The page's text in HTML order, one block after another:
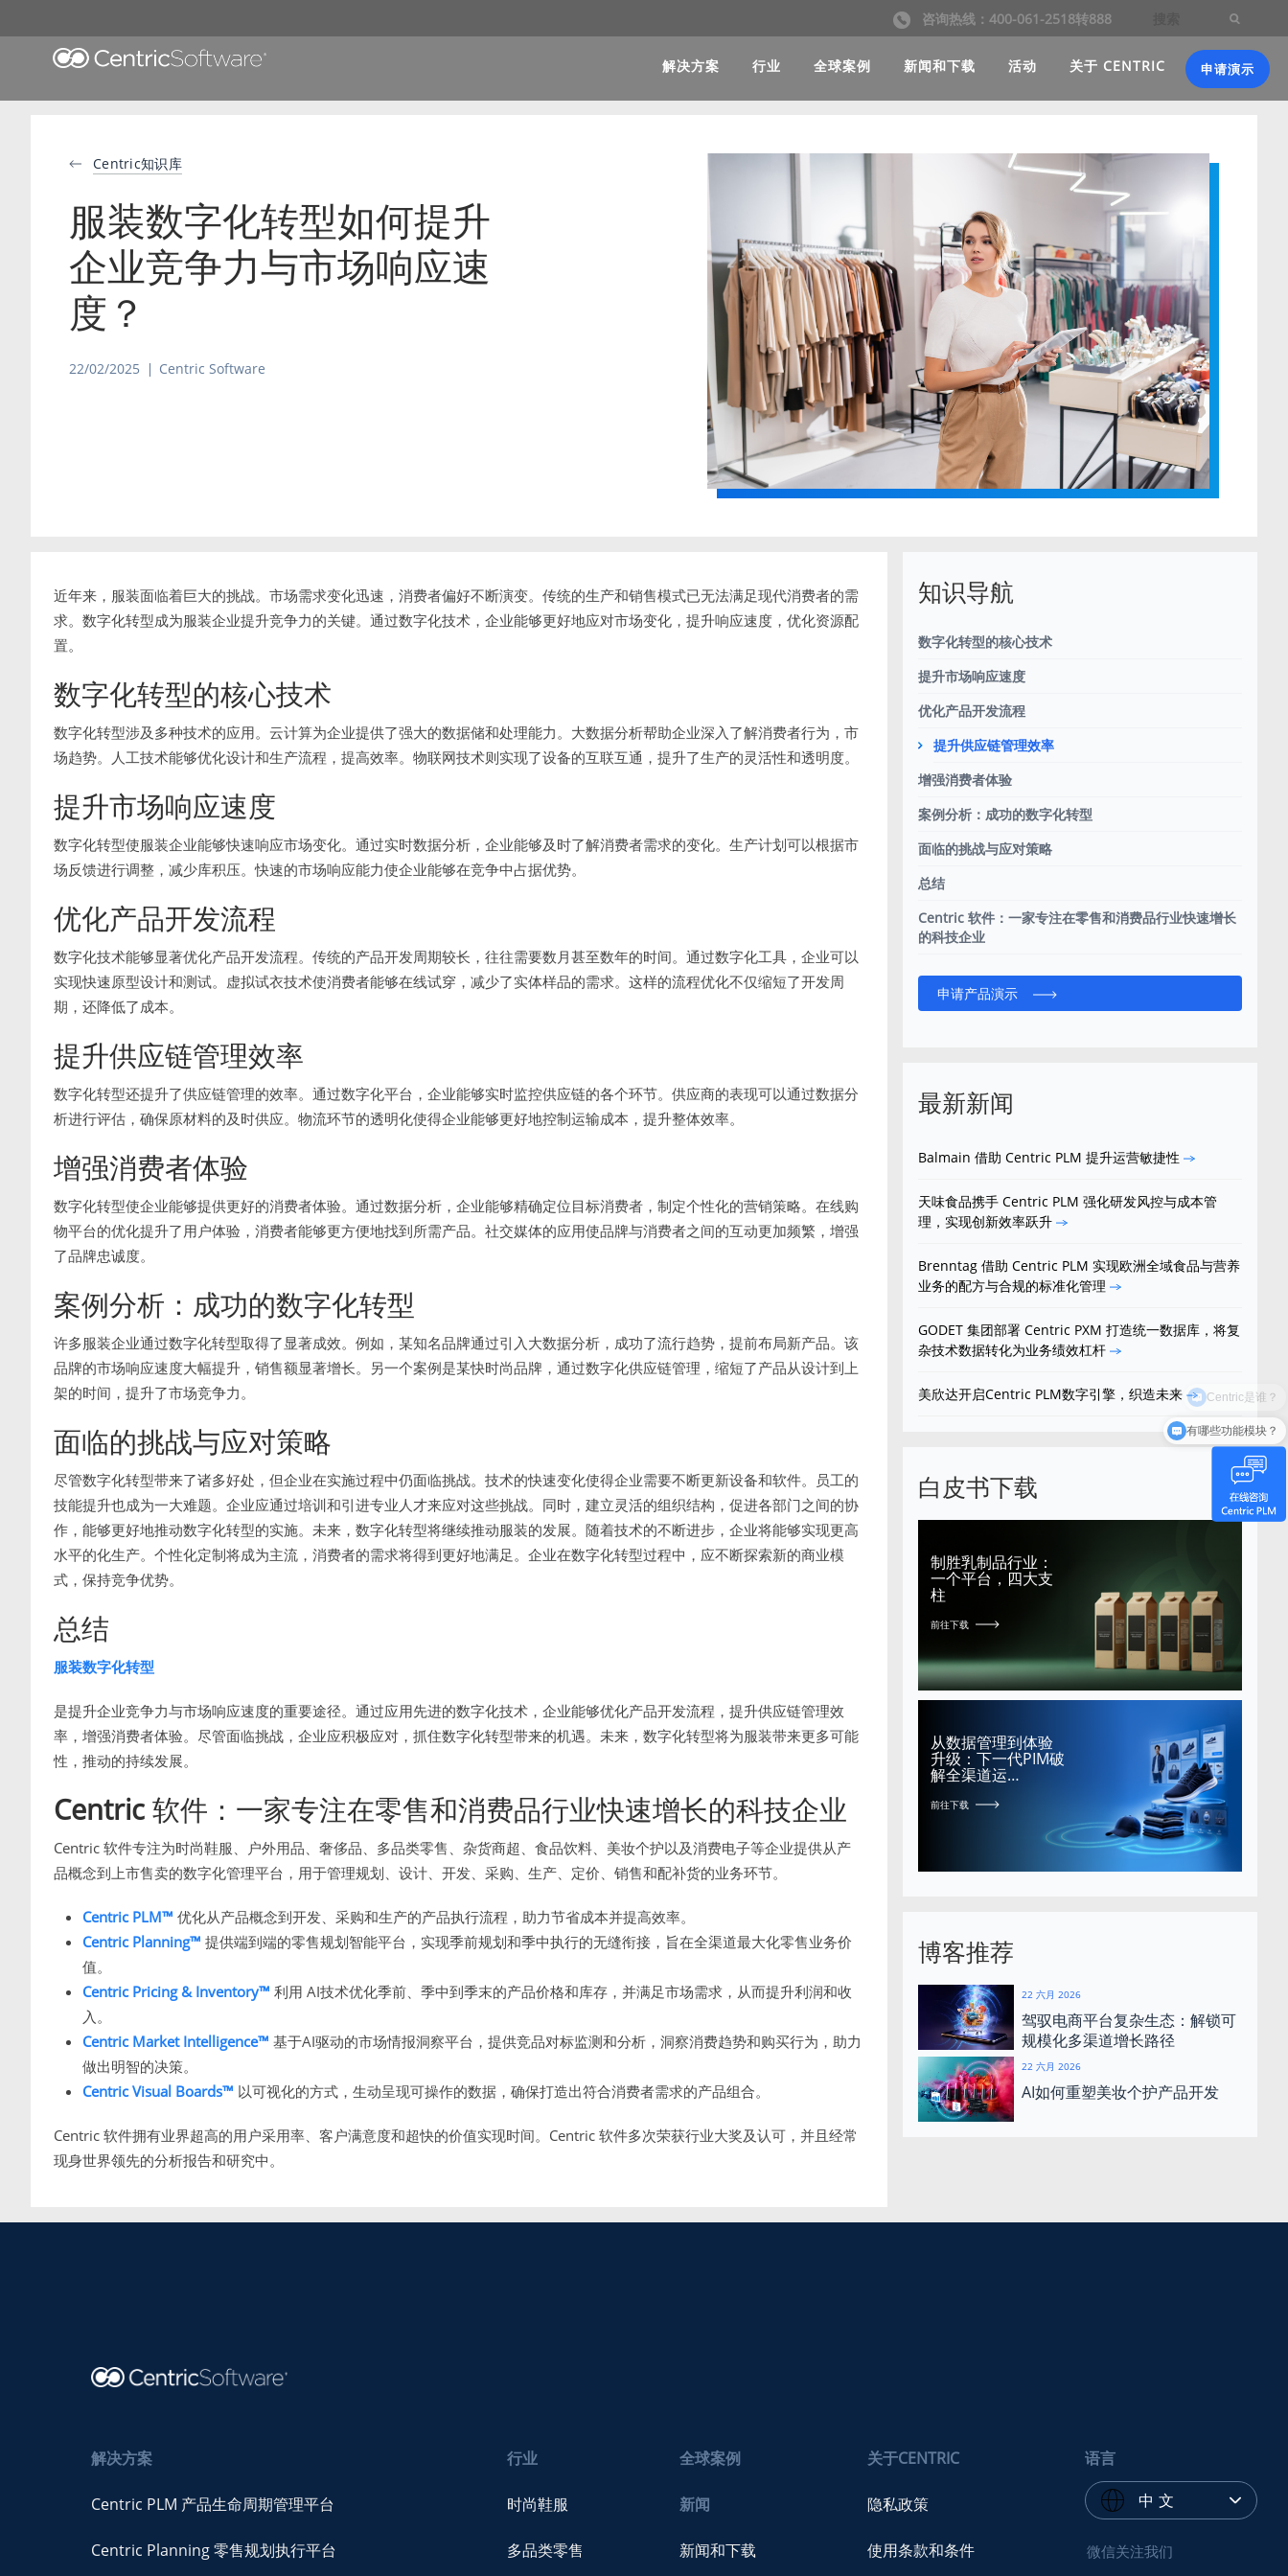
咨询热线：400-061-2518转888
解决方案 行业 全球案例 新闻和下载 活动 关于 CENTRIC 申请演示
Centric知识库
服装数字化转型如何提升
企业竞争力与市场响应速
度？
22/02/2025 Centric Software
近年来，服装面临着巨大的挑战。市场需求变化迅速，消费者偏好不断演变。传统的生产和销售模式已无法满足现代消费者的需
求。数字化转型成为服装企业提升竞争力的关键。通过数字化技术，企业能够更好地应对市场变化，提升响应速度，优化资源配
置。
数字化转型的核心技术
数字化转型涉及多种技术的应用。云计算为企业提供了强大的数据储和处理能力。大数据分析帮助企业深入了解消费者行为，市
场趋势。人工技术能够优化设计和生产流程，提高效率。物联网技术则实现了设备的互联互通，提升了生产的灵活性和透明度。
提升市场响应速度
数字化转型使服装企业能够快速响应市场变化。通过实时数据分析，企业能够及时了解消费者需求的变化。生产计划可以根据市
场反馈进行调整，减少库积压。快速的市场响应能力使企业能够在竞争中占据优势。
优化产品开发流程
数字化技术能够显著优化产品开发流程。传统的产品开发周期较长，往往需要数月甚至数年的时间。通过数字化工具，企业可以
实现快速原型设计和测试。虚拟试衣技术使消费者能够在线试穿，减少了实体样品的需求。这样的流程优化不仅缩短了开发周
期，还降低了成本。
提升供应链管理效率
数字化转型还提升了供应链管理的效率。通过数字化平台，企业能够实时监控供应链的各个环节。供应商的表现可以通过数据分
析进行评估，确保原材料的及时供应。物流环节的透明化使得企业能够更好地控制运输成本，提升整体效率。
增强消费者体验
数字化转型使企业能够提供更好的消费者体验。通过数据分析，企业能够精确定位目标消费者，制定个性化的营销策略。在线购
物平台的优化提升了用户体验，消费者能够更方便地找到所需产品。社交媒体的应用使品牌与消费者之间的互动更加频繁，增强
了品牌忠诚度。
案例分析：成功的数字化转型
许多服装企业通过数字化转型取得了显著成效。例如，某知名品牌通过引入大数据分析，成功了流行趋势，提前布局新产品。该
品牌的市场响应速度大幅提升，销售额显著增长。另一个案例是某快时尚品牌，通过数字化供应链管理，缩短了产品从设计到上
架的时间，提升了市场竞争力。
面临的挑战与应对策略
尽管数字化转型带来了诸多好处，但企业在实施过程中仍面临挑战。技术的快速变化使得企业需要不断更新设备和软件。员工的
技能提升也成为一大难题。企业应通过培训和引进专业人才来应对这些挑战。同时，建立灵活的组织结构，促进各部门之间的协
作，能够更好地推动数字化转型的实施。未来，数字化转型将继续推动服装的发展。随着技术的不断进步，企业将能够实现更高
水平的化生产。个性化定制将成为主流，消费者的需求将得到更好地满足。企业在数字化转型过程中，应不断探索新的商业模
式，保持竞争优势。
总结
服装数字化转型
是提升企业竞争力与市场响应速度的重要途径。通过应用先进的数字化技术，企业能够优化产品开发流程，提升供应链管理效
率，增强消费者体验。尽管面临挑战，企业应积极应对，抓住数字化转型带来的机遇。未来，数字化转型将为服装带来更多可能
性，推动的持续发展。
Centric 软件：一家专注在零售和消费品行业快速增长的科技企业
Centric 软件专注为时尚鞋服、户外用品、奢侈品、多品类零售、杂货商超、食品饮料、美妆个护以及消费电子等企业提供从产
品概念到上市售卖的数字化管理平台，用于管理规划、设计、开发、采购、生产、定价、销售和配补货的业务环节。
Centric PLM™ 优化从产品概念到开发、采购和生产的产品执行流程，助力节省成本并提高效率。
Centric Planning™ 提供端到端的零售规划智能平台，实现季前规划和季中执行的无缝衔接，旨在全渠道最大化零售业务价
值。
Centric Pricing & Inventory™ 利用 AI技术优化季前、季中到季末的产品价格和库存，并满足市场需求，从而提升利润和收
入。
Centric Market Intelligence™ 基于AI驱动的市场情报洞察平台，提供竞品对标监测和分析，洞察消费趋势和购买行为，助力
做出明智的决策。
Centric Visual Boards™ 以可视化的方式，生动呈现可操作的数据，确保打造出符合消费者需求的产品组合。
Centric 软件拥有业界超高的用户采用率、客户满意度和超快的价值实现时间。Centric 软件多次荣获行业大奖及认可，并且经常
现身世界领先的分析报告和研究中。
知识导航
数字化转型的核心技术
提升市场响应速度
优化产品开发流程
提升供应链管理效率
增强消费者体验
案例分析：成功的数字化转型
面临的挑战与应对策略
总结
Centric 软件：一家专注在零售和消费品行业快速增长
的科技企业
申请产品演示
最新新闻
Balmain 借助 Centric PLM 提升运营敏捷性
天味食品携手 Centric PLM 强化研发风控与成本管
理，实现创新效率跃升
Brenntag 借助 Centric PLM 实现欧洲全域食品与营养
业务的配方与合规的标准化管理
GODET 集团部署 Centric PXM 打造统一数据库，将复
杂技术数据转化为业务绩效杠杆
美欣达开启Centric PLM数字引擎，织造未来
白皮书下载
制胜乳制品行业：
一个平台，四大支
柱
前往下载
从数据管理到体验
升级：下一代PIM破
解全渠道运…
前往下载
博客推荐
22 六月 2026
驾驭电商平台复杂生态：解锁可
规模化多渠道增长路径
22 六月 2026
AI如何重塑美妆个护产品开发
解决方案
Centric PLM 产品生命周期管理平台
Centric Planning 零售规划执行平台
行业
时尚鞋服
多品类零售
全球案例
新闻
新闻和下载
关于CENTRIC
隐私政策
使用条款和条件
语言
中 文
微信关注我们
有哪些功能模块？